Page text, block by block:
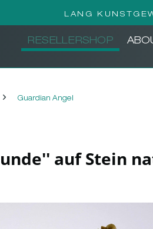
LANG
RESELLERSHOP
Guardian Angel
auf Stein